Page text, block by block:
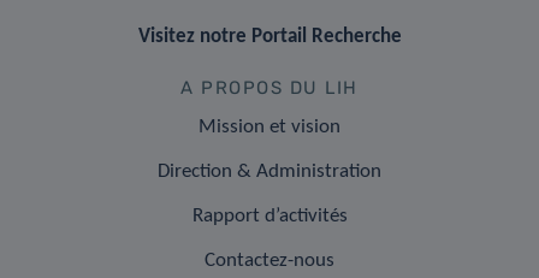
Visitez notre Portail Recherche
A PROPOS DU LIH
Mission et vision
Direction & Administration
Rapport d’activités
Contactez-nous